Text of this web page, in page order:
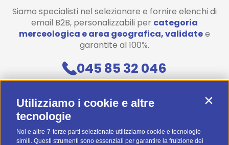
Utilizziamo i cookie e altre
tecnologie
Noi e altre 7 terze parti selezionate utilizziamo cookie e tecnologie
simili. Questi strumenti sono essenziali per garantire la fruizione dei
Siamo specialisti nel selezionare e fornire elenchi di
email B2B, personalizzabili per categoria
merceologica e area geografica, validatee
garantite al 100%.
045 85 32 046
Diventa uno di noi! (Posizioni aperte)
Preventivo Personalizzato